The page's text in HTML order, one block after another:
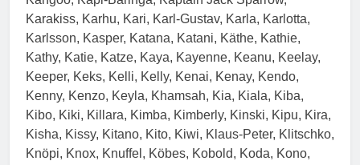
Karakiss, Karhu, Kari, Karl-Gustav, Karla, Karlotta,
Karlsson, Kasper, Katana, Katani, Käthe, Kathie,
Kathy, Katie, Katze, Kaya, Kayenne, Keanu, Keelay,
Keeper, Keks, Kelli, Kelly, Kenai, Kenay, Kendo,
Kenny, Kenzo, Keyla, Khamsah, Kia, Kiala, Kiba,
Kibo, Kiki, Killara, Kimba, Kimberly, Kinski, Kipu, Kira,
Kisha, Kissy, Kitano, Kito, Kiwi, Klaus-Peter, Klitschko,
Knöpi, Knox, Knuffel, Köbes, Kobold, Koda, Kono,